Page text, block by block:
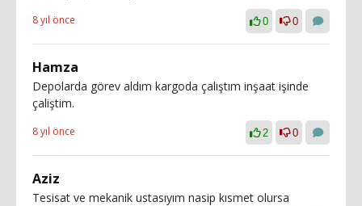
8 yıl önce 0 0
Hamza
Depolarda görev aldım kargoda çalıştım inşaat işinde
çaliştim.
8 yıl önce 2 0
Aziz
Tesisat ve mekanik ustasıyım nasip kısmet olursa